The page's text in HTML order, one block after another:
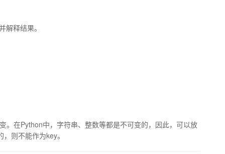
释结果。
。在Python中，字符串、整数等都是不可变的，因此，可以放
则不能作为key。